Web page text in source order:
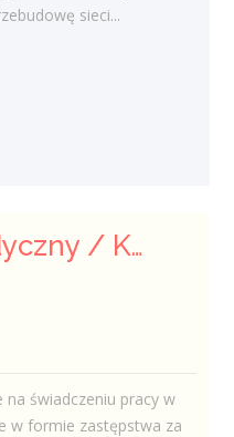
sieci...
Konsultant Medyczny / Konsultantka Medyczna w sklepie medycznym (Fizjoterapeuta, Technik farmaceutyczny, Technik ortopeda)
na świadczeniu pracy w
w formie zastępstwa za